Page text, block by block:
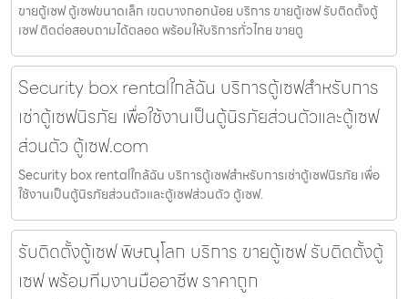
ขายตู้เซฟ ตู้เซฟขนาดเล็ก เขตบางกอกน้อย บริการ ขายตู้เซฟ รับติดตั้งตู้
เซฟ ติดต่อสอบถามได้ตลอด พร้อมให้บริการทั่วไทย ขายตู
Security box rentalใกล้ฉัน บริการตู้เซฟสำหรับการ
เช่าตู้เซฟนิรภัย เพื่อใช้งานเป็นตู้นิรภัยส่วนตัวและตู้เซฟ
ส่วนตัว ตู้เซฟ.com
Security box rentalใกล้ฉัน บริการตู้เซฟสำหรับการเช่าตู้เซฟนิรภัย เพื่อ
ใช้งานเป็นตู้นิรภัยส่วนตัวและตู้เซฟส่วนตัว ตู้เซฟ.
รับติดตั้งตู้เซฟ พิษณุโลก บริการ ขายตู้เซฟ รับติดตั้งตู้
เซฟ พร้อมทีมงานมืออาชีพ ราคาถูก